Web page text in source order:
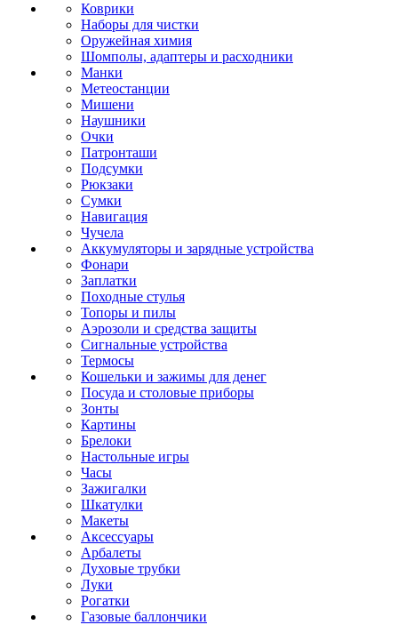
Коврики
Наборы для чистки
Оружейная химия
Шомполы, адаптеры и расходники
Манки
Метеостанции
Мишени
Наушники
Очки
Патронташи
Подсумки
Рюкзаки
Сумки
Навигация
Чучела
Аккумуляторы и зарядные устройства
Фонари
Заплатки
Походные стулья
Топоры и пилы
Аэрозоли и средства защиты
Сигнальные устройства
Термосы
Кошельки и зажимы для денег
Посуда и столовые приборы
Зонты
Картины
Брелоки
Настольные игры
Часы
Зажигалки
Шкатулки
Макеты
Аксессуары
Арбалеты
Духовые трубки
Луки
Рогатки
Газовые баллончики